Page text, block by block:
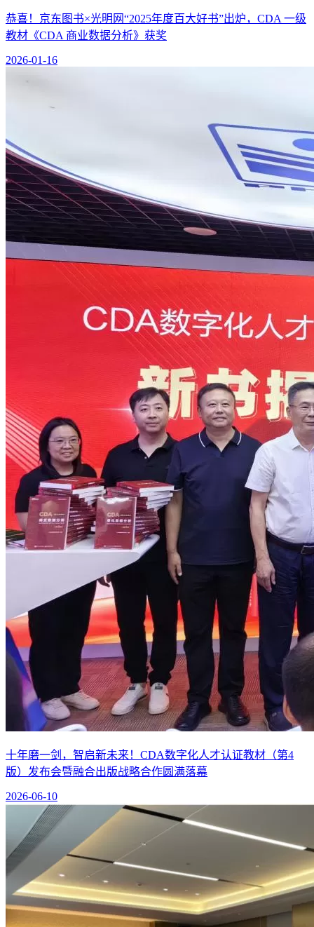
恭喜！京东图书×光明网“2025年度百大好书”出炉，CDA 一级
教材《CDA 商业数据分析》获奖
2026-01-16
十年磨一剑，智启新未来！CDA数字化人才认证教材（第4
版）发布会暨融合出版战略合作圆满落幕
2026-06-10